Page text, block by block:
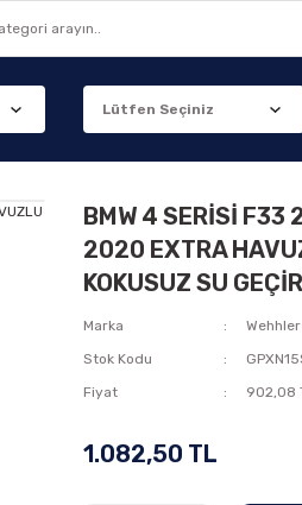
BMW 4 SERİSİ
2020 EXTRA
KOKUSUZ SU
Marka
Wehhler
Stok Kodu
Fiyat
902,08
1.082,50 TL